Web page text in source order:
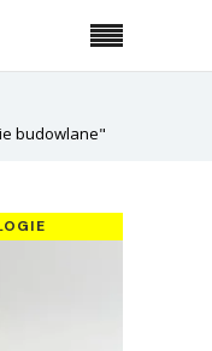
budowlane"